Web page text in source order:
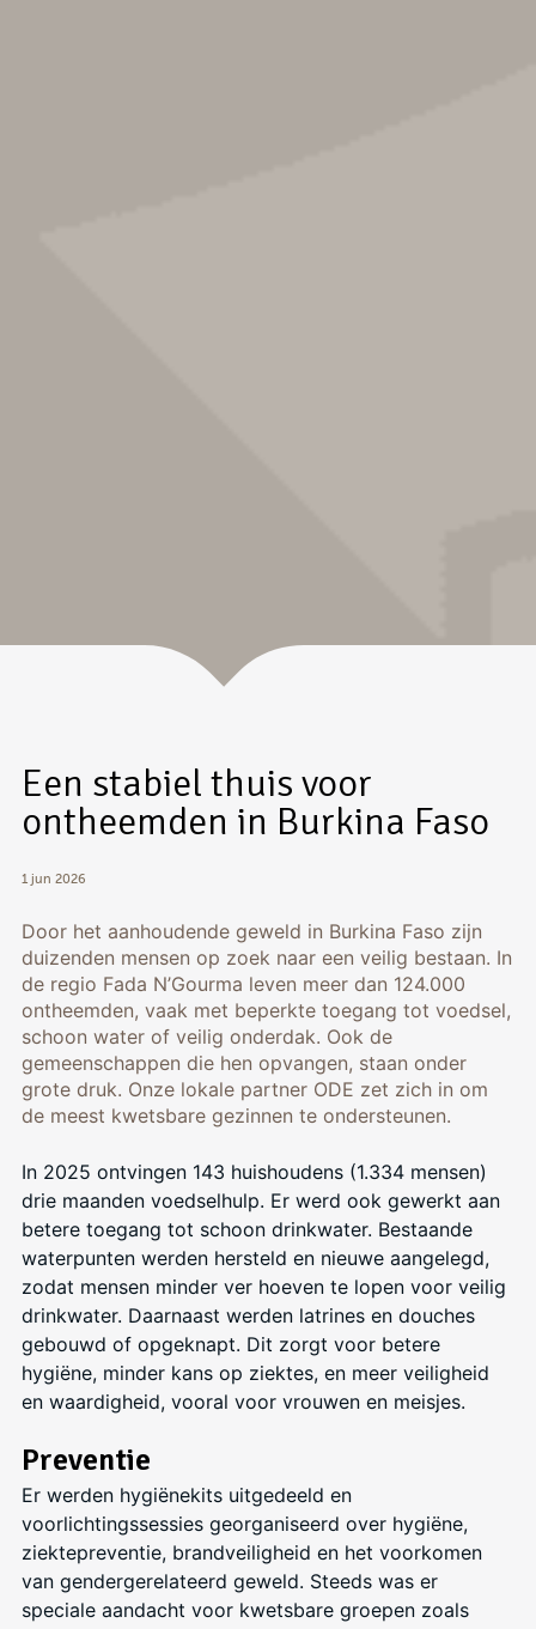
Een stabiel thuis voor
ontheemden in Burkina Faso
1 jun 2026
Door het aanhoudende geweld in Burkina Faso zijn
duizenden mensen op zoek naar een veilig bestaan. In
de regio Fada N’Gourma leven meer dan 124.000
ontheemden, vaak met beperkte toegang tot voedsel,
schoon water of veilig onderdak. Ook de
gemeenschappen die hen opvangen, staan onder
grote druk. Onze lokale partner ODE zet zich in om
de meest kwetsbare gezinnen te ondersteunen.
In 2025 ontvingen 143 huishoudens (1.334 mensen)
drie maanden voedselhulp. Er werd ook gewerkt aan
betere toegang tot schoon drinkwater. Bestaande
waterpunten werden hersteld en nieuwe aangelegd,
zodat mensen minder ver hoeven te lopen voor veilig
drinkwater. Daarnaast werden latrines en douches
gebouwd of opgeknapt. Dit zorgt voor betere
hygiëne, minder kans op ziektes, en meer veiligheid
en waardigheid, vooral voor vrouwen en meisjes.
Preventie
Er werden hygiënekits uitgedeeld en
voorlichtingssessies georganiseerd over hygiëne,
ziektepreventie, brandveiligheid en het voorkomen
van gendergerelateerd geweld. Steeds was er
speciale aandacht voor kwetsbare groepen zoals